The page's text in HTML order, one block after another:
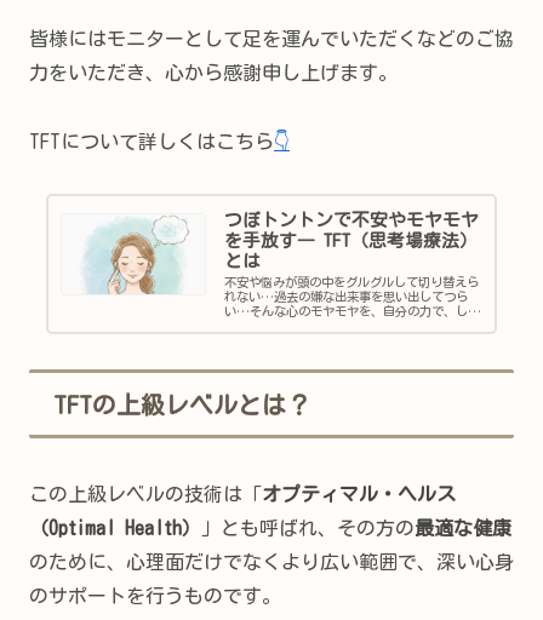
皆様にはモニターとして足を運んでいただくなどのご協
力をいただき、心から感謝申し上げます。
TFTについて詳しくはこちら👇
つぼトントンで不安やモヤモヤ
を手放す― TFT（思考場療法）
とは
不安や悩みが頭の中をグルグルして切り替えら
れない…過去の嫌な出来事を思い出してつら
い…そんな心のモヤモヤを、自分の力で、しか
TFTの上級レベルとは？
この上級レベルの技術は「 オプティマル・ヘルス
（Optimal Health）
」とも呼ばれ、その方の最適な健康
のために、心理面だけでなくより広い範囲で、深い心身
のサポートを行うものです。